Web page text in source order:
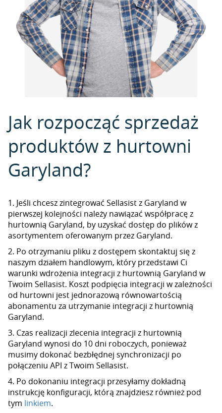
Jak rozpocząć sprzedaż
produktów z hurtowni
Garyland?
1. Jeśli chcesz zintegrować Sellasist z Garyland w
pierwszej kolejności należy nawiązać współpracę z
hurtownią Garyland, by uzyskać dostęp do plików z
asortymentem oferowanym przez Garyland.
2. Po otrzymaniu pliku z dostępem skontaktuj się z
naszym działem handlowym, który przedstawi Ci
warunki wdrożenia integracji z hurtownią Garyland w
Twoim Sellasist. Koszt podpięcia integracji w zależności
od hurtowni jest jednorazową równowartością
abonamentu za utrzymanie integracji z hurtownią
Garyland.
3. Czas realizacji zlecenia integracji z hurtownią
Garyland wynosi do 10 dni roboczych, ponieważ
musimy dokonać bezbłędnej synchronizacji po
połączeniu API z Twoim Sellasist.
4. Po dokonaniu integracji przesyłamy dokładną
instrukcję konfiguracji, którą znajdziesz również pod
tym linkiem.